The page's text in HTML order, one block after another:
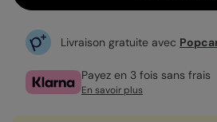
Livraison gratuite avec
Payez en 3 fois sans frais
En savoir plus